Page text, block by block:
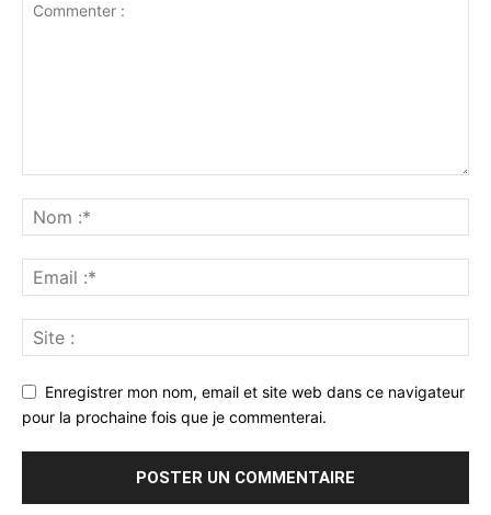
Enregistrer mon nom, email et site web dans ce navigateur
pour la prochaine fois que je commenterai.